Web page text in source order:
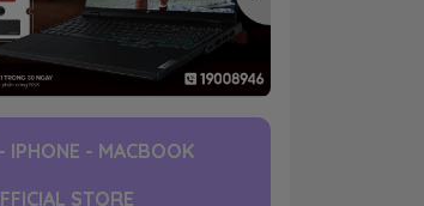
IPHONE - MACBOOK
STORE